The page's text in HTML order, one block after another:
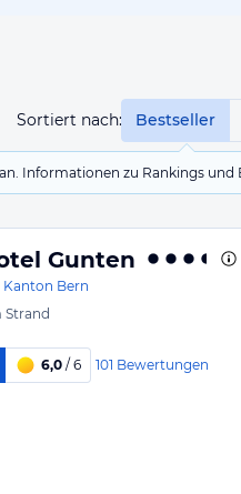
Sortiert nach: Bestseller
Informationen zu Rankings
Gunten
Kanton Bern
Strand
6,0 / 6 101 Bewertungen